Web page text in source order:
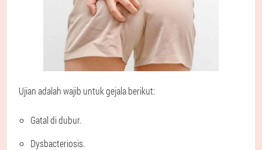
Ujian adalah wajib untuk gejala berikut:
Gatal di dubur.
Dysbacteriosis.